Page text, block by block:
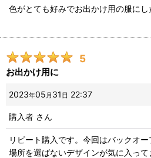
色がとても好みでお出かけ用の服に
5
お出かけ用に
2023年05 月 31 日 22:37
購入者 さん
リピート購入です。今回はバックオー
場所を選ばないデザインが気に入って